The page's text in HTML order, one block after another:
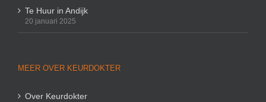
Te Huur in Andijk
20 januari 2025
MEER OVER KEURDOKTER
Over Keurdokter